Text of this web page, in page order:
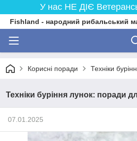
У нас НЕ ДІЄ
Fishland - народний рибальський
Корисні поради Техніки
Техніки буріння лунок: поради
07.01.2025